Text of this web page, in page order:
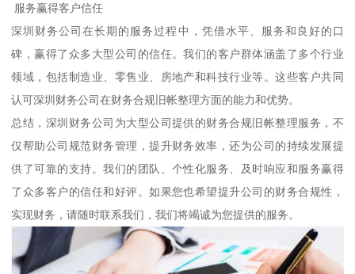
服务赢得客户信任
深圳财务公司在长期的服务过程中，凭借水平、服务和良好的口
碑，赢得了众多大型公司的信任。我们的客户群体涵盖了多个行业
领域，包括制造业、零售业、房地产和科技行业等。这些客户共同
认可深圳财务公司在财务合规旧帐整理方面的能力和优势。
总结，深圳财务公司为大型公司提供的财务合规旧帐整理服务，不
仅帮助公司规范财务管理，提升财务效率，还为公司的持续发展提
供了可靠的支持。我们的团队、个性化服务、及时响应和服务赢得
了众多客户的信任和好评。如果您也希望提升公司的财务合规性，
实现财务，请随时联系我们，我们将竭诚为您提供的服务。